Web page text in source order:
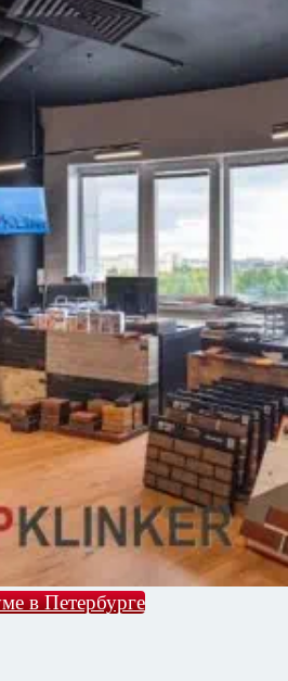
в Петербурге